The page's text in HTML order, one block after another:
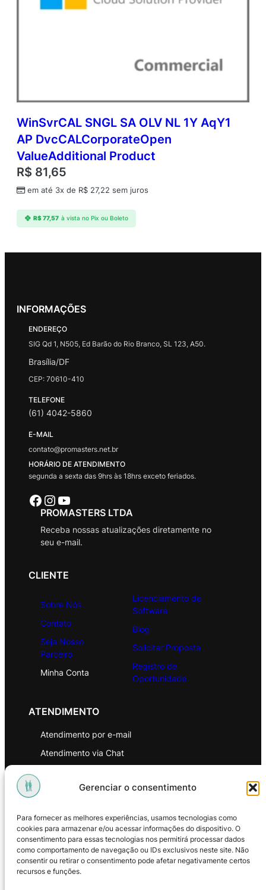
Gerenciar o consentimento
Para fornecer as melhores experiências, usamos tecnologias como
cookies para armazenar e/ou acessar informações do dispositivo. O
consentimento para essas tecnologias nos permitirá processar dados
como comportamento de navegação ou IDs exclusivos neste site. Não
consentir ou retirar o consentimento pode afetar negativamente certos
recursos e funções.
WinSvrCAL SNGL SA OLV NL 1Y AqY1
AP DvcCALCorporateOpen
ValueAdditional Product
R$ 81,65
em até 3x de R$ 27,22 sem juros
R$77,57 à vista no Pix ou Boleto
INFORMAÇÕES
ENDEREÇO
SIG Qd 1, N505, Ed Barão do Rio Branco, SL 123, A50.
Brasília/DF
CEP: 70610-410
TELEFONE
(61) 4042-5860
E-MAIL
contato@promasters.net.br
HORÁRIO DE ATENDIMENTO
segunda a sexta das 9hrs às 18hrs exceto feriados.
Facebook Instagram Youtube
PROMASTERS LTDA
Receba nossas atualizações diretamente no
seu e-mail.
CLIENTE
Sobre Nós
Contato
Seja Nosso
Parceiro
Minha Conta
Licenciamento de
Software
Blog
Solicitar Proposta
Registro de
Oportunidade
ATENDIMENTO
Atendimento por e-mail
Atendimento via Chat
Política de Privacidade
Política de Troca e Devoluções
Política de Reembolso